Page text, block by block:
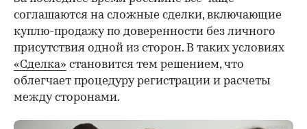
соглашаются на сложные сделки, включающие
куплю-продажу по доверенности без личного
присутствия одной из сторон. В таких условиях
«Сделка» становится тем решением, что
облегчает процедуру регистрации и расчеты
между сторонами.